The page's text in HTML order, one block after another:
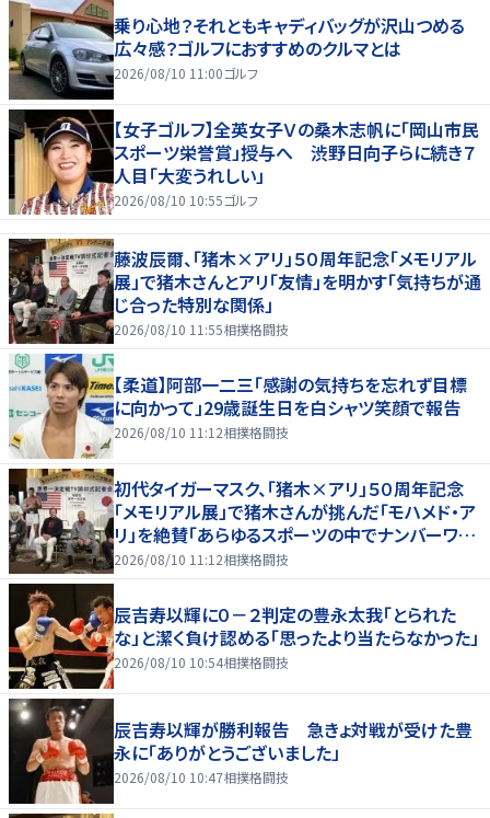
乗り心地？それともキャディバッグが沢山つめる
広々感？ゴルフにおすすめのクルマとは
2026/08/10 11:00ゴルフ
【女子ゴルフ】全英女子Ｖの桑木志帆に「岡山市民
スポーツ栄誉賞」授与へ 渋野日向子らに続き７
人目「大変うれしい」
2026/08/10 10:55ゴルフ
藤波辰爾、「猪木×アリ」５０周年記念「メモリアル
展」で猪木さんとアリ「友情」を明かす「気持ちが通
じ合った特別な関係」
2026/08/10 11:55相撲格闘技
【柔道】阿部一二三「感謝の気持ちを忘れず目標
に向かって」29歳誕生日を白シャツ笑顔で報告
2026/08/10 11:12相撲格闘技
初代タイガーマスク、「猪木×アリ」５０周年記念
「メモリアル展」で猪木さんが挑んだ「モハメド・ア
リ」を絶賛「あらゆるスポーツの中でナンバーワン
の存在」
2026/08/10 11:12相撲格闘技
辰吉寿以輝に０－２判定の豊永太我「とられた
な」と潔く負け認める「思ったより当たらなかった」
2026/08/10 10:54相撲格闘技
辰吉寿以輝が勝利報告 急きょ対戦が受けた豊
永に「ありがとうございました」
2026/08/10 10:47相撲格闘技